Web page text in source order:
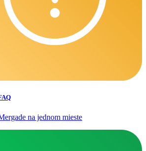
na jednom mieste